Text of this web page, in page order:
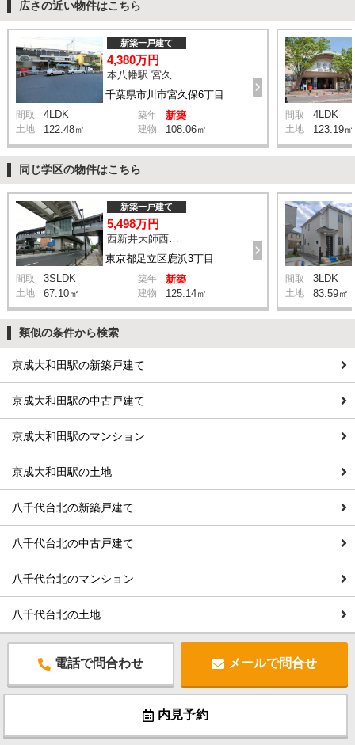
広さの近い物件はこちら
千葉県市川市宮久保6丁目
新築一戸建て
4,380万円
本八幡駅 宮久保坂上 バス10分 停歩7分
間取 4LDK 築年 新築
土地 122.48㎡ 建物 108.06㎡
間取 4LDK
土地 123.19㎡
同じ学区の物件はこちら
東京都足立区鹿浜3丁目
新築一戸建て
5,498万円
間取 3SLDK 築年 新築
土地 67.10㎡ 建物 125.14㎡
間取 3LDK
土地 83.59㎡
類似の条件から検索
京成大和田駅の新築戸建て
京成大和田駅の中古戸建て
京成大和田駅のマンション
京成大和田駅の土地
八千代台北の新築戸建て
八千代台北の中古戸建て
八千代台北のマンション
八千代台北の土地
電話で問合わせ メールで問合せ
内見予約